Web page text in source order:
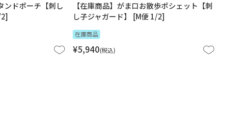
ンドポーチ【刺し
【在庫商品】がま口お散歩ポシェット【刺
し子ジャガード】 [M便 1/2]
在庫商品
¥5,940 税込